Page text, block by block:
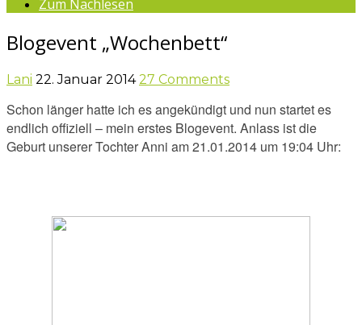
Zum Nachlesen
Blogevent „Wochenbett“
Lani 22. Januar 2014 27 Comments
Schon länger hatte ich es angekündigt und nun startet es
endlich offiziell – mein erstes Blogevent. Anlass ist die
Geburt unserer Tochter Anni am 21.01.2014 um 19:04 Uhr: